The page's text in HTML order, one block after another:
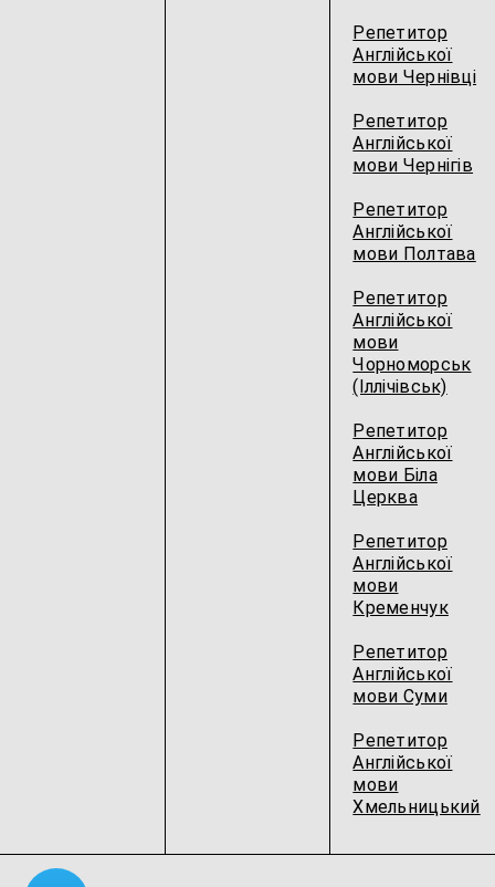
Репетитор
Англійської
мови Чернівці
Репетитор
Англійської
мови Чернігів
Репетитор
Англійської
мови Полтава
Репетитор
Англійської
мови
Чорноморськ
(Іллічівськ)
Репетитор
Англійської
мови Біла
Церква
Репетитор
Англійської
мови
Кременчук
Репетитор
Англійської
мови Суми
Репетитор
Англійської
мови
Хмельницький